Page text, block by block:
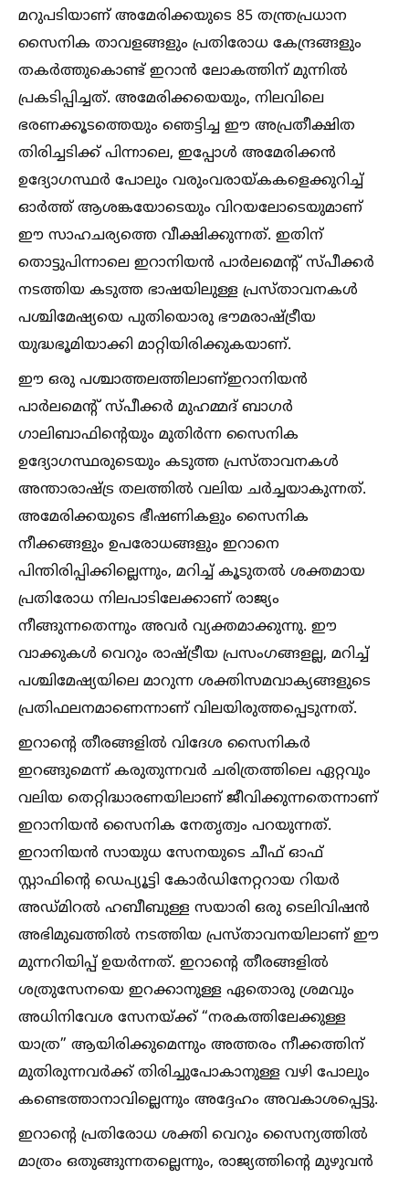
മറുപടിയാണ് അമേരിക്കയുടെ 85 തന്ത്രപ്രധാന
സൈനിക താവളങ്ങളും പ്രതിരോധ കേന്ദ്രങ്ങളും
തകർത്തുകൊണ്ട് ഇറാൻ ലോകത്തിന് മുന്നില്‍
പ്രകടിപ്പിച്ചത്. അമേരിക്കയെയും, നിലവിലെ
ഭരണക്കൂടത്തെയും ഞെട്ടിച്ച ഈ അപ്രതീക്ഷിത
തിരിച്ചടിക്ക് പിന്നാലെ, ഇപ്പോള്‍ അമേരിക്കൻ
ഉദ്യോഗസ്ഥർ പോലും വരുംവരായ്കകളെക്കുറിച്ച്‌
ഓർത്ത് ആശങ്കയോടെയും വിറയലോടെയുമാണ്
ഈ സാഹചര്യത്തെ വീക്ഷിക്കുന്നത്. ഇതിന്
തൊട്ടുപിന്നാലെ ഇറാനിയൻ പാർലമെന്റ് സ്പീക്കർ
നടത്തിയ കടുത്ത ഭാഷയിലുള്ള പ്രസ്താവനകള്‍
പശ്ചിമേഷ്യയെ പുതിയൊരു ഭൗമരാഷ്ട്രീയ
യുദ്ധഭൂമിയാക്കി മാറ്റിയിരിക്കുകയാണ്.
ഈ ഒരു പശ്ചാത്തലത്തിലാണ്‌ഇറാനിയൻ
പാർലമെന്റ് സ്പീക്കർ മുഹമ്മദ് ബാഗർ
ഗാലിബാഫിന്റെയും മുതിർന്ന സൈനിക
ഉദ്യോഗസ്ഥരുടെയും കടുത്ത പ്രസ്താവനകള്‍
അന്താരാഷ്ട്ര തലത്തില്‍ വലിയ ചർച്ചയാകുന്നത്.
അമേരിക്കയുടെ ഭീഷണികളും സൈനിക
നീക്കങ്ങളും ഉപരോധങ്ങളും ഇറാനെ
പിന്തിരിപ്പിക്കില്ലെന്നും, മറിച്ച്‌ കൂടുതല്‍ ശക്തമായ
പ്രതിരോധ നിലപാടിലേക്കാണ് രാജ്യം
നീങ്ങുന്നതെന്നും അവർ വ്യക്തമാക്കുന്നു. ഈ
വാക്കുകള്‍ വെറും രാഷ്ട്രീയ പ്രസംഗങ്ങളല്ല, മറിച്ച്‌
പശ്ചിമേഷ്യയിലെ മാറുന്ന ശക്തിസമവാക്യങ്ങളുടെ
പ്രതിഫലനമാണെന്നാണ് വിലയിരുത്തപ്പെടുന്നത്.
ഇറാന്റെ തീരങ്ങളില്‍ വിദേശ സൈനികർ
ഇറങ്ങുമെന്ന് കരുതുന്നവർ ചരിത്രത്തിലെ ഏറ്റവും
വലിയ തെറ്റിദ്ധാരണയിലാണ് ജീവിക്കുന്നതെന്നാണ്
ഇറാനിയൻ സൈനിക നേതൃത്വം പറയുന്നത്.
ഇറാനിയൻ സായുധ സേനയുടെ ചീഫ് ഓഫ്
സ്റ്റാഫിന്റെ ഡെപ്യൂട്ടി കോർഡിനേറ്ററായ റിയർ
അഡ്മിറല്‍ ഹബീബുള്ള സയാരി ഒരു ടെലിവിഷൻ
അഭിമുഖത്തില്‍ നടത്തിയ പ്രസ്താവനയിലാണ് ഈ
മുന്നറിയിപ്പ് ഉയർന്നത്. ഇറാന്റെ തീരങ്ങളില്‍
ശത്രുസേനയെ ഇറക്കാനുള്ള ഏതൊരു ശ്രമവും
അധിനിവേശ സേനയ്ക്ക് “നരകത്തിലേക്കുള്ള
യാത്ര” ആയിരിക്കുമെന്നും അത്തരം നീക്കത്തിന്
മുതിരുന്നവർക്ക് തിരിച്ചുപോകാനുള്ള വഴി പോലും
കണ്ടെത്താനാവില്ലെന്നും അദ്ദേഹം അവകാശപ്പെട്ടു.
ഇറാന്റെ പ്രതിരോധ ശക്തി വെറും സൈന്യത്തില്‍
മാത്രം ഒതുങ്ങുന്നതല്ലെന്നും, രാജ്യത്തിന്റെ മുഴുവൻ